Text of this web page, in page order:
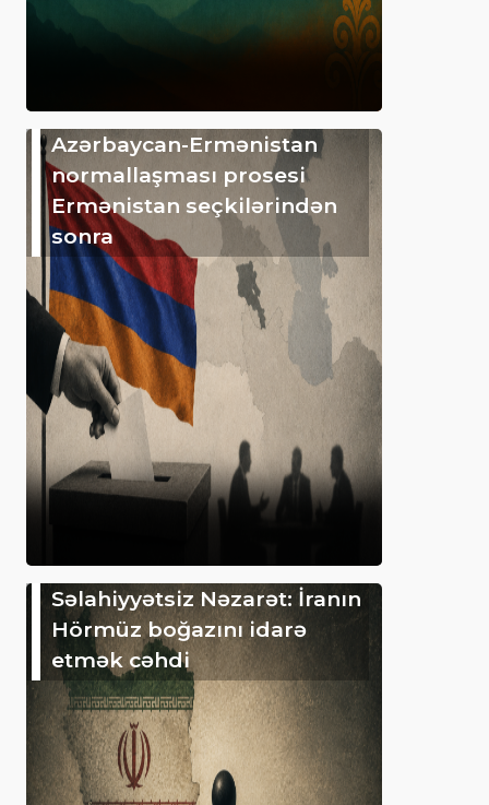
Azərbaycan-Ermənistan
normallaşması prosesi
Ermənistan seçkilərindən
sonra
Səlahiyyətsiz Nəzarət: İranın
Hörmüz boğazını idarə
etmək cəhdi